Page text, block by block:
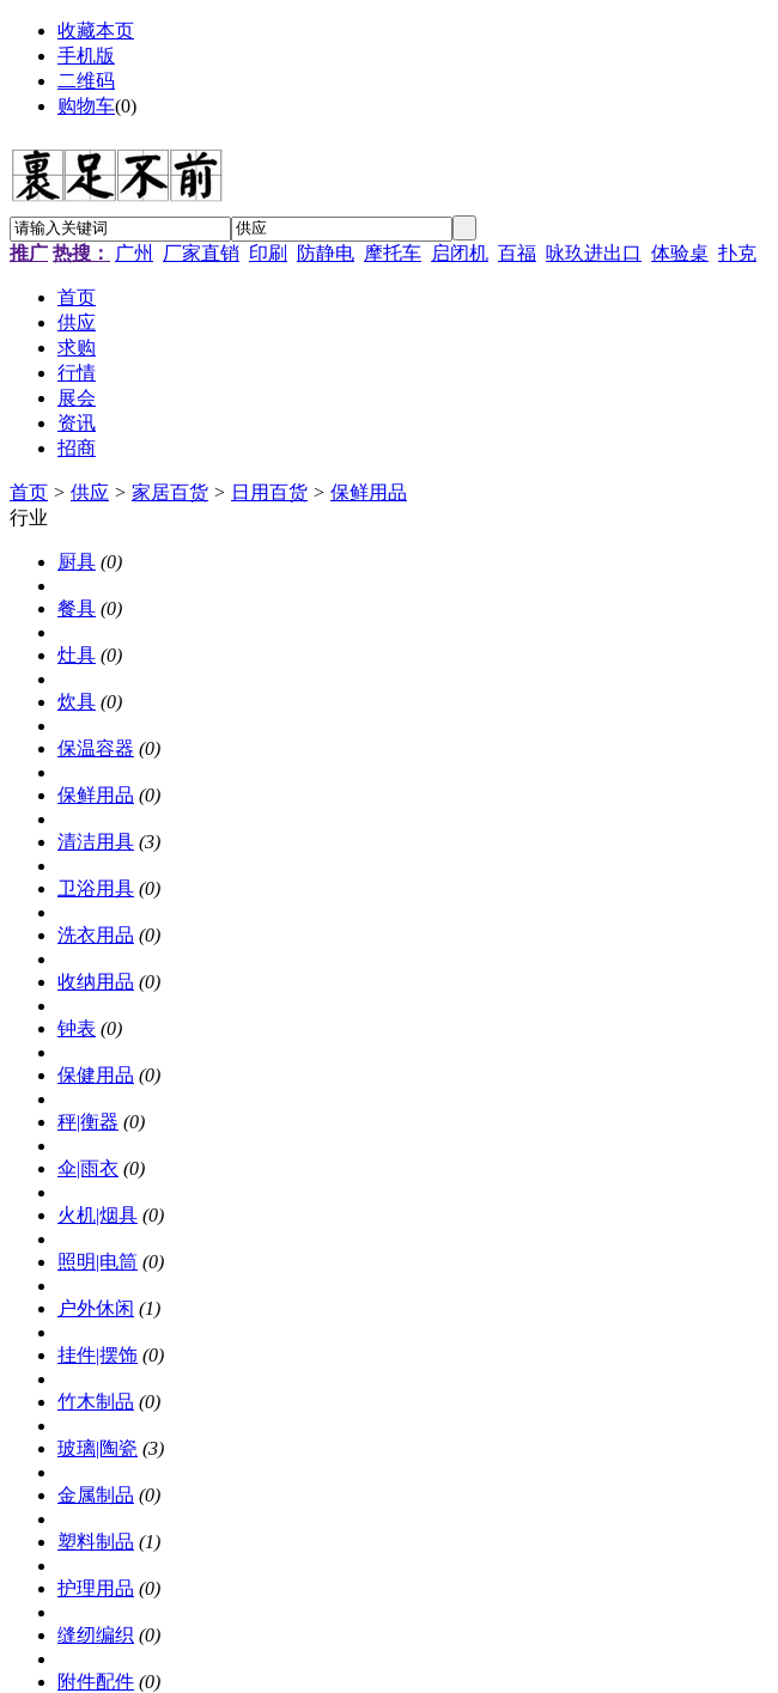
收藏本页
手机版
二维码
购物车(0)
推广 热搜： 广州 厂家直销 印刷 防静电 摩托车 启闭机 百福 咏玖进出口 体验桌 扑克
首页
供应
求购
行情
展会
资讯
招商
首页 > 供应 > 家居百货 > 日用百货 > 保鲜用品
行业
厨具 (0)
餐具 (0)
灶具 (0)
炊具 (0)
保温容器 (0)
保鲜用品 (0)
清洁用具 (3)
卫浴用具 (0)
洗衣用品 (0)
收纳用品 (0)
钟表 (0)
保健用品 (0)
秤|衡器 (0)
伞|雨衣 (0)
火机|烟具 (0)
照明|电筒 (0)
户外休闲 (1)
挂件|摆饰 (0)
竹木制品 (0)
玻璃|陶瓷 (3)
金属制品 (0)
塑料制品 (1)
护理用品 (0)
缝纫编织 (0)
附件配件 (0)